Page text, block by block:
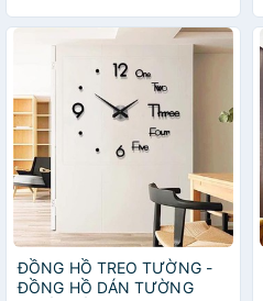
ĐỒNG HỒ TREO TƯỜNG -
ĐỒNG HỒ DÁN TƯỜNG